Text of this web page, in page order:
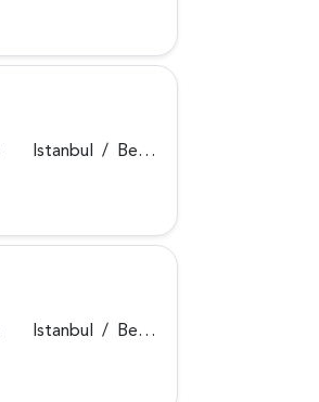
Istanbul / Beykoz
Istanbul / Beykoz